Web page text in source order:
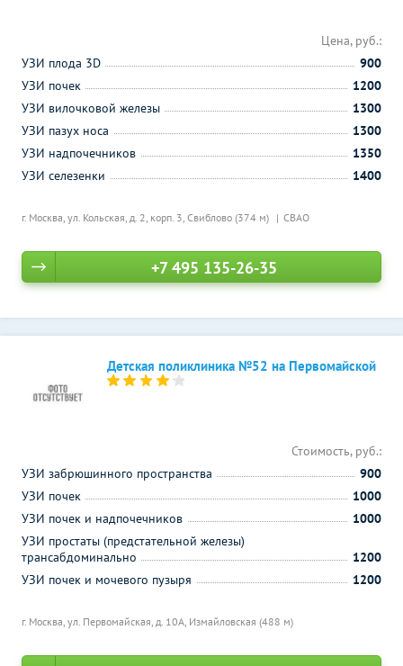
г. Москва, ул. Кольская, д. 2, корп. 3, Свиблово (374 м) СВАО
Цена, руб.:
УЗИ плода 3D
900
УЗИ почек
1200
УЗИ вилочковой железы
1300
УЗИ пазух носа
1300
УЗИ надпочечников
1350
УЗИ селезенки
1400
+7 495 135-26-35
Детская поликлиника №52 на Первомайской
г. Москва, ул. Первомайская, д. 10A, Измайловская (488 м)
Стоимость, руб.:
УЗИ забрюшинного пространства
900
УЗИ почек
1000
УЗИ почек и надпочечников
1000
УЗИ простаты (предстательной железы)
трансабдоминально
1200
УЗИ почек и мочевого пузыря
1200